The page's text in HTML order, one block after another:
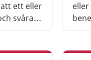
ett eller
svåra
om